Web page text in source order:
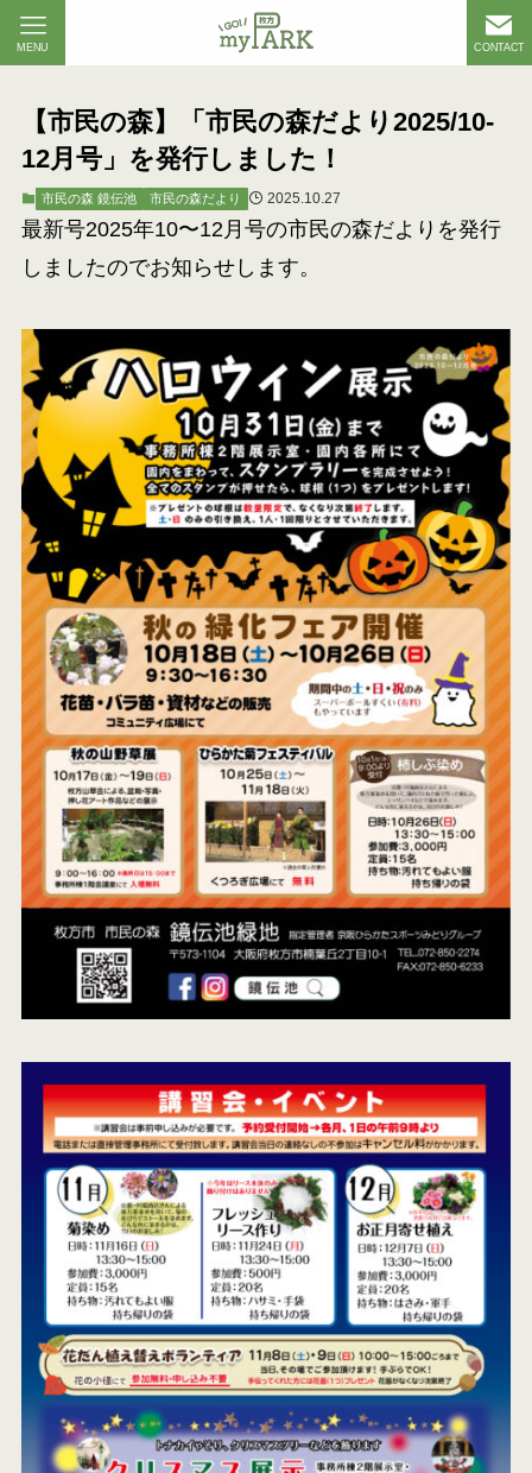
CONTACT
MENU
【市民の森】「市民の森だより2025/10-
12月号」を発行しました！
市民の森 鏡伝池 市民の森だより 2025.10.27
最新号2025年10〜12月号の市民の森だよりを発行
しましたのでお知らせします。